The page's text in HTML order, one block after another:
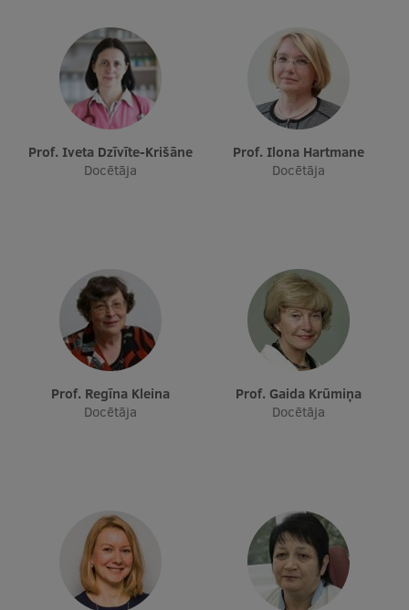
Prof. Iveta Dzīvīte-Krišāne
Docētāja
Prof. Ilona Hartmane
Docētāja
Prof. Regīna Kleina
Docētāja
Prof. Gaida Krūmiņa
Docētāja